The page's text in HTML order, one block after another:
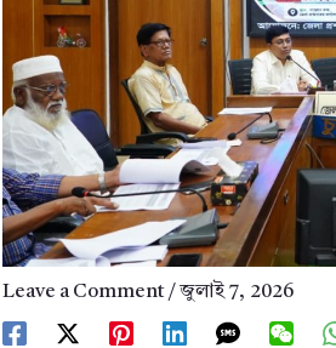
Leave a Comment /জুলাই 7, 2026